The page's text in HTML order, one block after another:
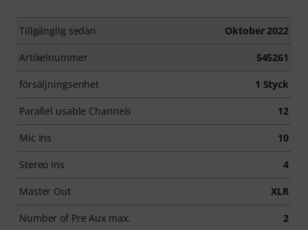
Tillgänglig sedan Oktober 2022
Artikelnummer 545261
försäljningsenhet 1 Styck
Parallel usable Channels 12
Mic Ins 10
Stereo Ins 4
Master Out XLR
Number of Pre Aux max. 2